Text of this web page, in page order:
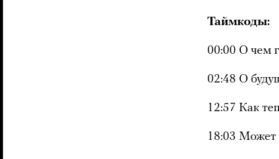
Таймкоды:
00:00 О чем
02:48 О
12:57 Как
18:03 Может